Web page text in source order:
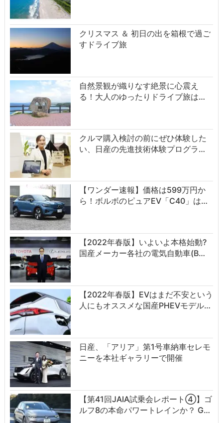
クリスマス ＆ 初日の出を箱根で過ご
すドライブ旅
自然景観が織りなす絶景に心震え
る！大人のゆったりドライブ旅は…
クルマ購入検討の前にぜひ体験した
い、日産の先進技術体験プログラ…
【ワンダー速報】価格は599万円か
ら！ボルボのピュアEV「C40」は…
【2022年春版】いよいよ本格始動?
国産メーカー各社の電気自動車(B…
【2022年春版】EVはまだ不安という
人にもオススメな国産PHEVモデル…
日産、「アリア」第1号車納車セレモ
ニーを本社ギャラリーで開催
【第41回JAIA試乗会レポート④】ゴ
ルフ8の本命パワートレインか？ G…